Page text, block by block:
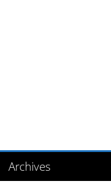
Archives